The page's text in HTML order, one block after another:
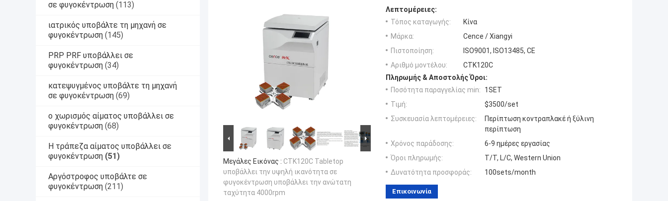
σε φυγοκέντρωση (113)
ιατρικός υποβάλτε τη μηχανή σε
φυγοκέντρωση (145)
PRP PRF υποβάλλει σε
φυγοκέντρωση (34)
κατεψυγμένος υποβάλτε τη μηχανή
σε φυγοκέντρωση (69)
ο χωρισμός αίματος υποβάλλει σε
φυγοκέντρωση (68)
Η τράπεζα αίματος υποβάλλει σε
φυγοκέντρωση (51)
Αργόστροφος υποβάλτε σε
φυγοκέντρωση (211)
Μεγάλες Εικόνας : CTK120C Tabletop
υποβάλλει την υψηλή ικανότητα σε
φυγοκέντρωση υποβάλλει την ανώτατη
ταχύτητα 4000rpm
Λεπτομέρειες:
Τόπος καταγωγής:
Κίνα
Μάρκα:
Cence / Xiangyi
Πιστοποίηση:
ISO9001, ISO13485, CE
Αριθμό μοντέλου:
CTK120C
Πληρωμής & Αποστολής Όροι:
Ποσότητα παραγγελίας min:
1SET
Τιμή:
$3500/set
Συσκευασία λεπτομέρειες:
Περίπτωση κοντραπλακέ ή ξύλινη
περίπτωση
Χρόνος παράδοσης:
6-9 ημέρες εργασίας
Όροι πληρωμής:
T/T, L/C, Western Union
Δυνατότητα προσφοράς:
100sets/month
Επικοινωνία